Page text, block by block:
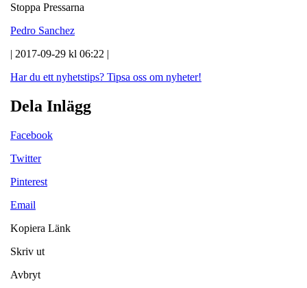
Stoppa Pressarna
Pedro Sanchez
| 2017-09-29 kl 06:22 |
Har du ett nyhetstips? Tipsa oss om nyheter!
Dela Inlägg
Facebook
Twitter
Pinterest
Email
Kopiera Länk
Skriv ut
Avbryt